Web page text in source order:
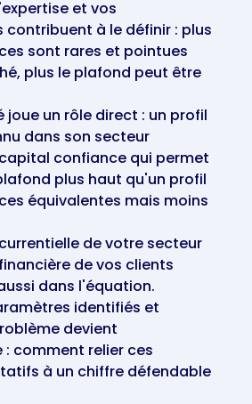
et vos
à le définir : plus
sont rares et pointues
plus le plafond peut être
un rôle direct : un profil
dans son secteur
confiance qui permet
plus haut qu'un profil
équivalentes mais moins
de votre secteur
de vos clients
dans l'équation.
identifiés et
devient
comment relier ces
à un chiffre défendable